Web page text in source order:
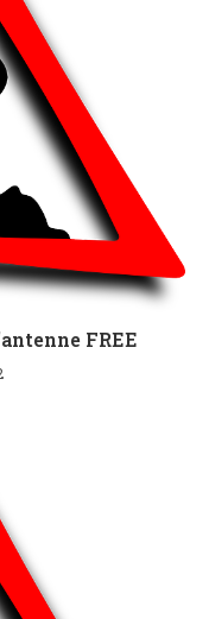
FREE